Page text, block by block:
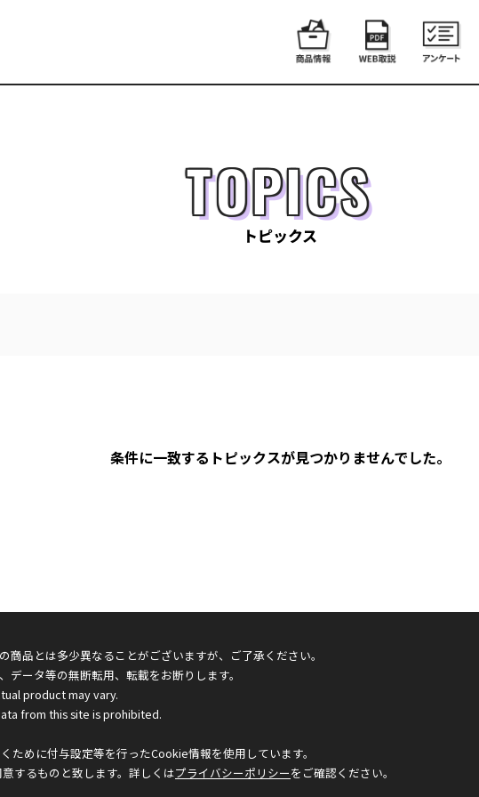
TOPICS
トピックス
条件に一致するトピックスが見つかりませんでした。
品とは多少異なることがございますが、ご了承ください。
ータ等の無断転用、転載をお断りします。
product may vary.
from this site is prohibited.
めに付与設定等を行ったCookie情報を使用しています。
するものと致します。詳しくはプライバシーポリシーをご確認ください。